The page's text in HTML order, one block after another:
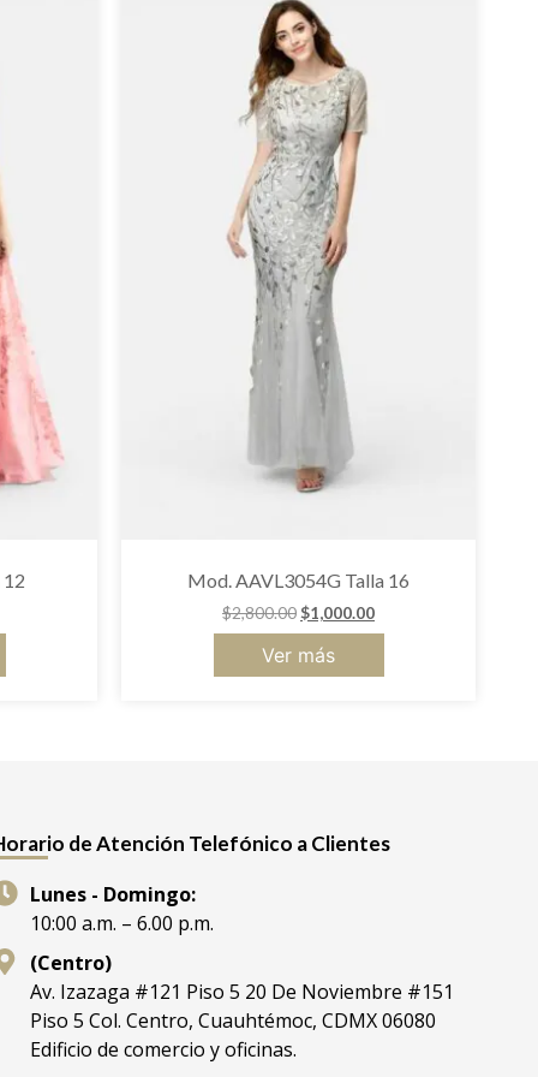
12 Mod. AAVL3054G Talla 16
$2,800.00$1,000.00
Ver más
de Atención Telefónico a Clientes
Lunes - Domingo:
10:00 a.m. – 6.00 p.m.
(Centro)
Av. Izazaga #121 Piso 5 20 De Noviembre #151
Piso 5 Col. Centro, Cuauhtémoc, CDMX 06080
Edificio de comercio y oficinas.